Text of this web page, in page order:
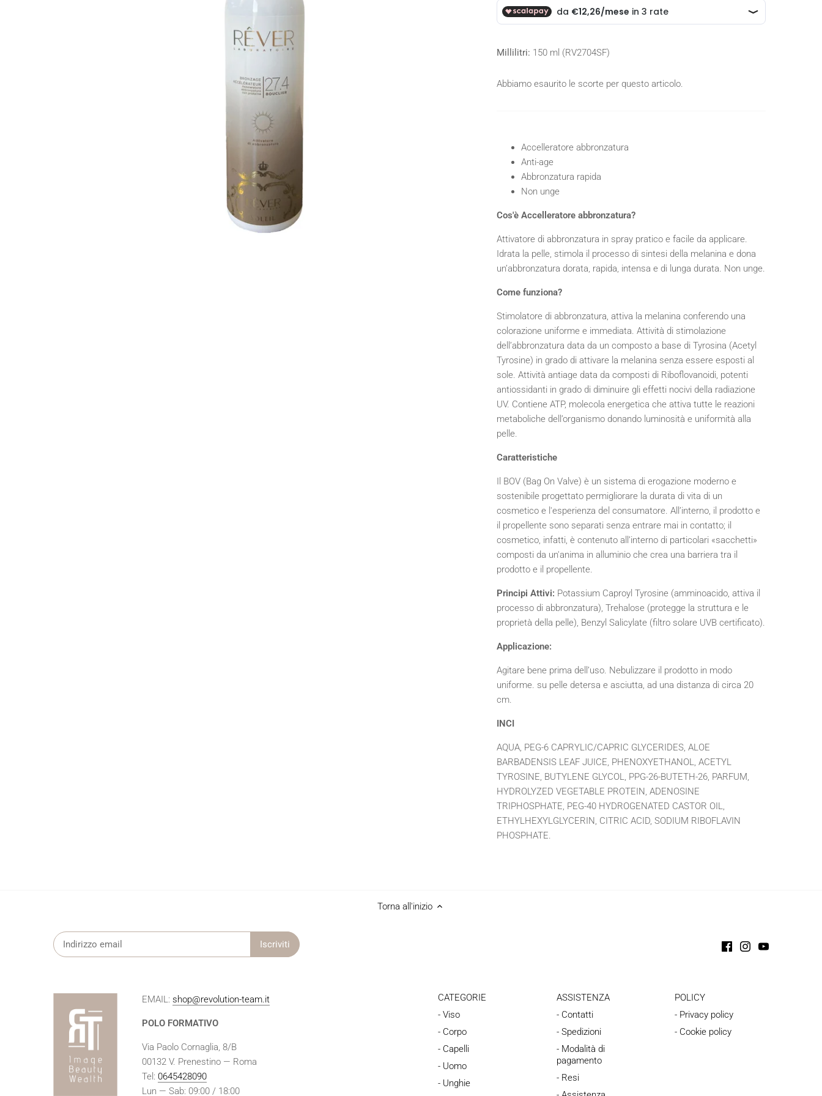
Millilitri: 150 ml (RV2704SF)
Abbiamo esaurito le scorte per questo articolo.
Accelleratore abbronzatura
Anti-age
Abbronzatura rapida
Non unge
Cos'è Accelleratore abbronzatura?
Attivatore di abbronzatura in spray pratico e facile da applicare.
Idrata la pelle, stimola il processo di sintesi della melanina e dona
un’abbronzatura dorata, rapida, intensa e di lunga durata. Non unge.
Come funziona?
Stimolatore di abbronzatura, attiva la melanina conferendo una
colorazione uniforme e immediata. Attività di stimolazione
dell’abbronzatura data da un composto a base di Tyrosina (Acetyl
Tyrosine) in grado di attivare la melanina senza essere esposti al
sole. Attività antiage data da composti di Riboflovanoidi, potenti
antiossidanti in grado di diminuire gli effetti nocivi della radiazione
UV. Contiene ATP, molecola energetica che attiva tutte le reazioni
metaboliche dell’organismo donando luminosità e uniformità alla
pelle.
Caratteristiche
Il BOV (Bag On Valve) è un sistema di erogazione moderno e
sostenibile progettato permigliorare la durata di vita di un
cosmetico e l'esperienza del consumatore. All’interno, il prodotto e
il propellente sono separati senza entrare mai in contatto; il
cosmetico, infatti, è contenuto all’interno di particolari «sacchetti»
composti da un'anima in alluminio che crea una barriera tra il
prodotto e il propellente.
Principi Attivi: Potassium Caproyl Tyrosine (amminoacido, attiva il
processo di abbronzatura), Trehalose (protegge la struttura e le
proprietà della pelle), Benzyl Salicylate (filtro solare UVB certificato).
Applicazione:
Agitare bene prima dell’uso. Nebulizzare il prodotto in modo
uniforme. su pelle detersa e asciutta, ad una distanza di circa 20
cm.
INCI
AQUA, PEG-6 CAPRYLIC/CAPRIC GLYCERIDES, ALOE
BARBADENSIS LEAF JUICE, PHENOXYETHANOL, ACETYL
TYROSINE, BUTYLENE GLYCOL, PPG-26-BUTETH-26, PARFUM,
HYDROLYZED VEGETABLE PROTEIN, ADENOSINE
TRIPHOSPHATE, PEG-40 HYDROGENATED CASTOR OIL,
ETHYLHEXYLGLYCERIN, CITRIC ACID, SODIUM RIBOFLAVIN
PHOSPHATE.
Torna all'inizio
EMAIL: shop@revolution-team.it
POLO FORMATIVO
Via Paolo Cornaglia, 8/B
00132 V. Prenestino — Roma
Tel:0645428090
Lun — Sab: 09:00 / 18:00
CATEGORIE
- Viso
- Corpo
- Capelli
- Uomo
- Unghie
ASSISTENZA
- Contatti
- Spedizioni
- Modalità di
pagamento
- Resi
POLICY
- Privacy policy
- Cookie policy